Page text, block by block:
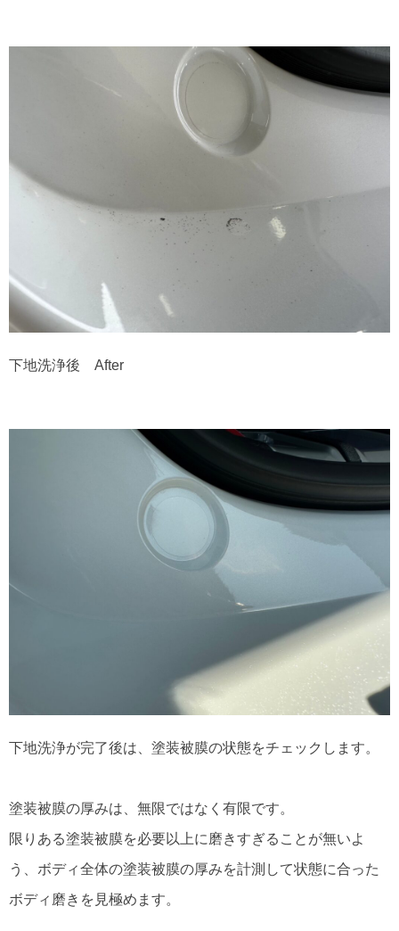
下地洗浄後 After
下地洗浄が完了後は、塗装被膜の状態をチェックします。
塗装被膜の厚みは、無限ではなく有限です。
限りある塗装被膜を必要以上に磨きすぎることが無いよ
う、ボディ全体の塗装被膜の厚みを計測して状態に合った
ボディ磨きを見極めます。